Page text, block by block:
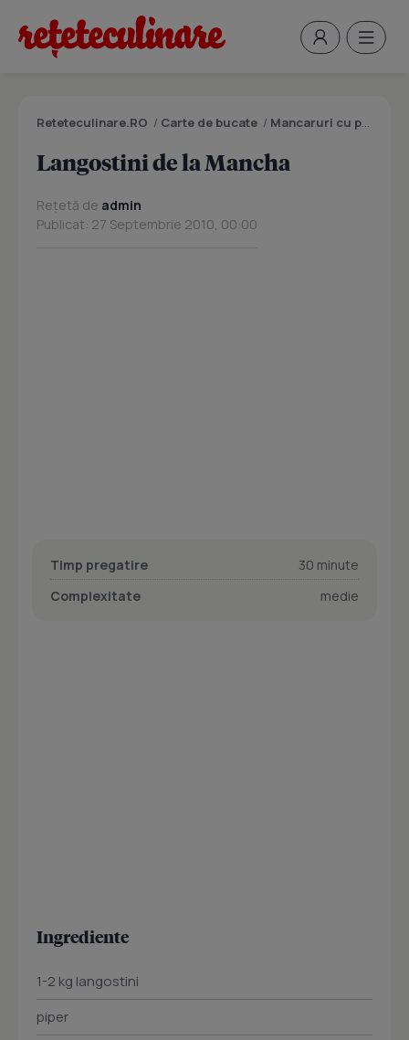
Reteteculinare.RO / Carte de bucate / Mancaruri cu peste
Langostini de la Mancha
Rețetă de admin
Publicat: 27 Septembrie 2010, 00:00
Timp pregatire
30 minute
Complexitate
medie
Ingrediente
1-2 kg langostini
piper